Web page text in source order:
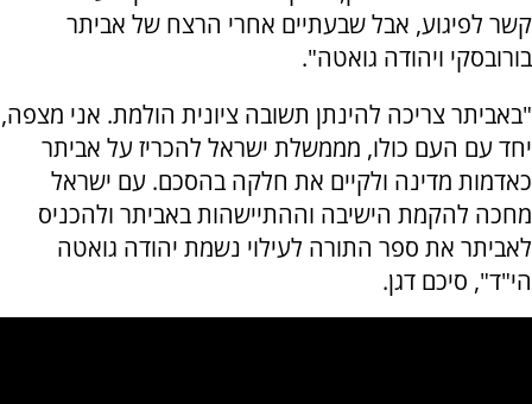
קשר לפיגוע, אבל שבעתיים אחרי הרצח של אביתר
בורובסקי ויהודה גואטה".
"באביתר צריכה להינתן תשובה ציונית הולמת. אני מצפה,
יחד עם העם כולו, מממשלת ישראל להכריז על אביתר
כאדמות מדינה ולקיים את חלקה בהסכם. עם ישראל
מחכה להקמת הישיבה וההתיישהות באביתר ולהכניס
לאביתר את ספר התורה לעילוי נשמת יהודה גואטה
הי"ד", סיכם דגן.